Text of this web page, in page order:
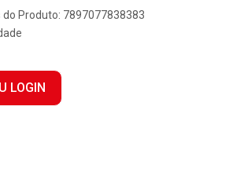
do Produto: 7897077838383
LOGIN